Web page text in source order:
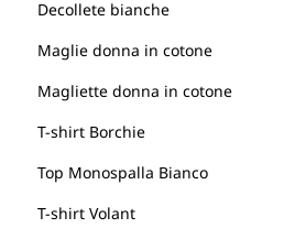
Decollete bianche
Maglie donna in cotone
Magliette donna in cotone
T-shirt Borchie
Top Monospalla Bianco
T-shirt Volant